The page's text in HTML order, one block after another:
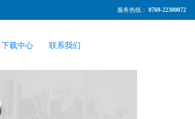
服务热线： 0769-22300072
下载中心 联系我们